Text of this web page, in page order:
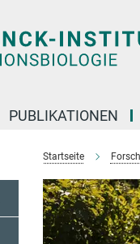
PUBLIKATIONEN
Startseite